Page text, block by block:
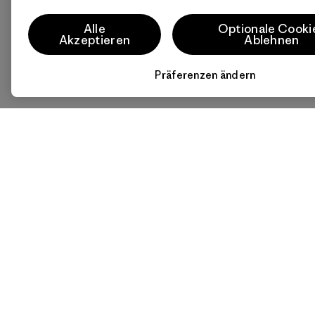
Alle
Akzeptieren
Optionale
Ablehnen
Präferenzen ändern